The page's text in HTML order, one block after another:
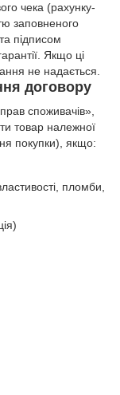
чека (рахунку-
заповненого
підписом
Якщо ці
не надається.
договору
споживачів»,
товар належної
покупки), якщо:
пломби,